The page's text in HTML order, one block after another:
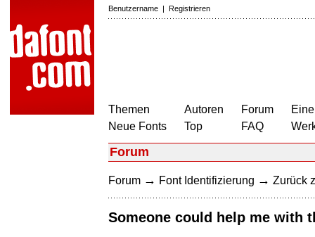
Benutzername | Registrieren
Themen
Neue Fonts
Autoren
Top
Forum
FAQ
Forum
Forum → Font Identifizierung → Zurück
Someone could help me with